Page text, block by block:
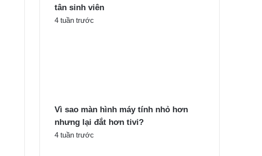
tân sinh viên
4 tuần trước
Vì sao màn hình máy tính nhỏ hơn
nhưng lại đắt hơn tivi?
4 tuần trước